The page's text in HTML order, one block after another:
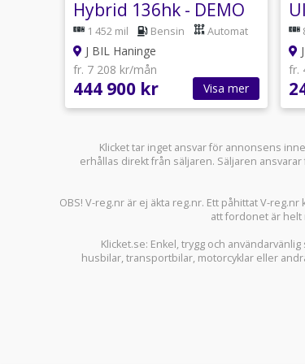
Hybrid 136hk - DEMO
1 452 mil Bensin Automat
J BIL Haninge
fr. 7 208 kr/mån
444 900 kr Visa mer
fr.
Klicket tar inget ansvar för annonsens
erhållas direkt från säljaren. Säljaren
OBS! V-reg.nr är ej äkta reg.nr. Ett påhittat V-
att fordonet är helt
Klicket.se: Enkel, trygg och
husbilar,transportbilar, motorcyklar eller